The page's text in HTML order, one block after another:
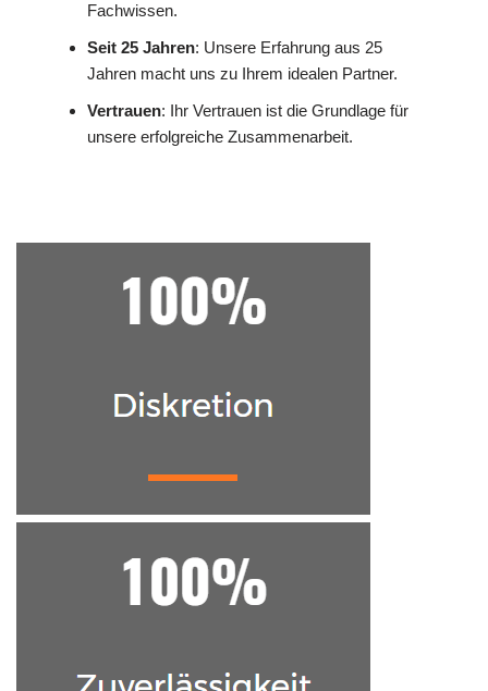
Fachwissen.
Seit 25 Jahren: Unsere Erfahrung aus 25
Jahren macht uns zu Ihrem idealen Partner.
Vertrauen: Ihr Vertrauen ist die Grundlage für
unsere erfolgreiche Zusammenarbeit.